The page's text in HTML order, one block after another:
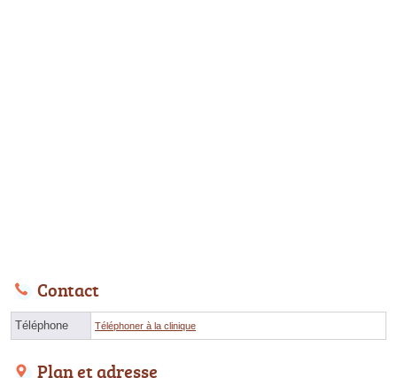
Contact
Téléphone Téléphoner à la clinique
Plan et adresse